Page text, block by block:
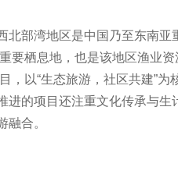
北部湾地区是中国乃至东南亚
要栖息地，也是该地区渔业资
，以“生态旅游，社区共建”为
进的项目还注重文化传承与生
合。